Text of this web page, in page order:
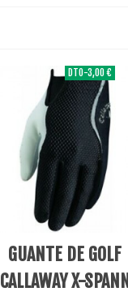
DTO-3,00 €
Añadir Al Carrito
GUANTE DE GOLF
CALLAWAY X-SPANN